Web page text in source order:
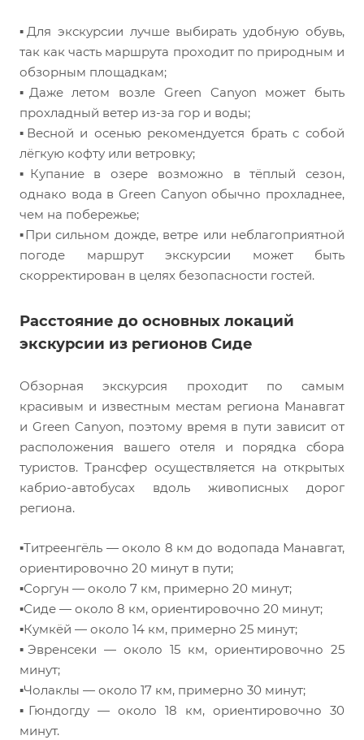
▪️Для экскурсии лучше выбирать удобную обувь,
так как часть маршрута проходит по природным и
обзорным площадкам;
▪️Даже летом возле Green Canyon может быть
прохладный ветер из-за гор и воды;
▪️Весной и осенью рекомендуется брать с собой
лёгкую кофту или ветровку;
▪️Купание в озере возможно в тёплый сезон,
однако вода в Green Canyon обычно прохладнее,
чем на побережье;
▪️При сильном дожде, ветре или неблагоприятной
погоде маршрут экскурсии может быть
скорректирован в целях безопасности гостей.
Расстояние до основных локаций
экскурсии из регионов Сиде
Обзорная экскурсия проходит по самым
красивым и известным местам региона Манавгат
и Green Canyon, поэтому время в пути зависит от
расположения вашего отеля и порядка сбора
туристов. Трансфер осуществляется на открытых
кабрио-автобусах вдоль живописных дорог
региона.
▪️Титреенгёль — около 8 км до водопада Манавгат,
ориентировочно 20 минут в пути;
▪️Соргун — около 7 км, примерно 20 минут;
▪️Сиде — около 8 км, ориентировочно 20 минут;
▪️Кумкёй — около 14 км, примерно 25 минут;
▪️Эвренсеки — около 15 км, ориентировочно 25
минут;
▪️Чолаклы — около 17 км, примерно 30 минут;
▪️Гюндогду — около 18 км, ориентировочно 30
минут.